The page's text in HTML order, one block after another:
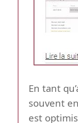
En tant
souvent
est